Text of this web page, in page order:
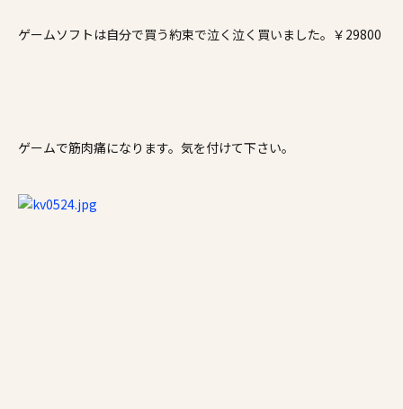
ゲームソフトは自分で買う約束で泣く泣く買いました。￥29800
ゲームで筋肉痛になります。気を付けて下さい。